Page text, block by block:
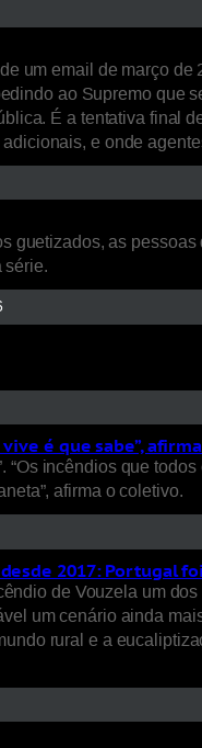
um email de março
ao Supremo que
É a tentativa final
e onde
as
série.
é que sabe”,
incêndios que
afirma o coletivo.
2017: Portugal
de Vouzela um
um cenário ainda
rural e a